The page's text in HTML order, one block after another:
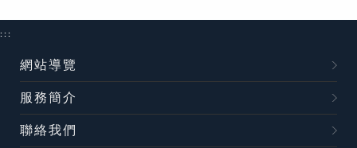
:::
網站導覽
服務簡介
聯絡我們